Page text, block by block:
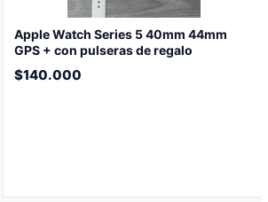
Apple Watch Series 5 40mm 44mm
GPS + con pulseras de regalo
$140.000